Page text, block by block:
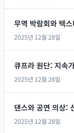
무역 박람회와 텍
2025년 12월 28일
큐프라 원단: 지속
2025년 12월 28일
댄스와 공연 의상:
2025년 12월 28일